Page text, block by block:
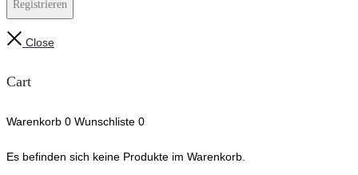
Registrieren
Close
Cart
Warenkorb 0 Wunschliste 0
Es befinden sich keine Produkte im Warenkorb.